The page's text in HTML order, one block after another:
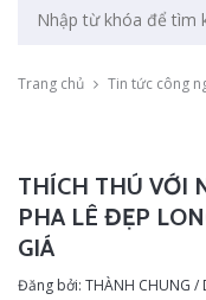
Trang chủ Tin tức công
THÍCH THÚ VỚI
PHA LÊ ĐẸP
GIÁ
Đăng bởi: THÀNH CHUNG /